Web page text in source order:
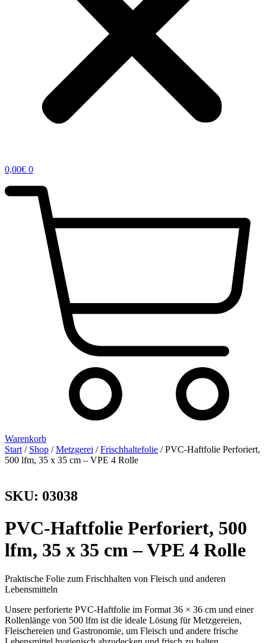
0,00€ 0
Warenkorb
Start / Shop /Metzgerei /Frischhaltefolie / PVC-Haftfolie Perforiert,
500 lfm, 35 x 35 cm – VPE 4 Rolle
SKU: 03038
PVC-Haftfolie Perforiert, 500
lfm, 35 x 35 cm – VPE 4 Rolle
Praktische Folie zum Frischhalten von Fleisch und anderen
Lebensmitteln
Unsere perforierte PVC-Haftfolie im Format 36 × 36 cm und einer
Rollenlänge von 500 lfm ist die ideale Lösung für Metzgereien,
Fleischereien und Gastronomie, um Fleisch und andere frische